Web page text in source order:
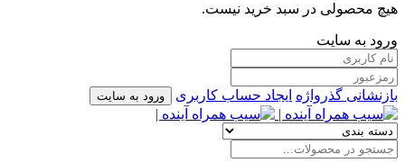
هیچ محصولی در سبد خرید نیست.
ورود به سایت
بازنشانی گذرواژه ایجاد حساب کاربری ورود به سایت